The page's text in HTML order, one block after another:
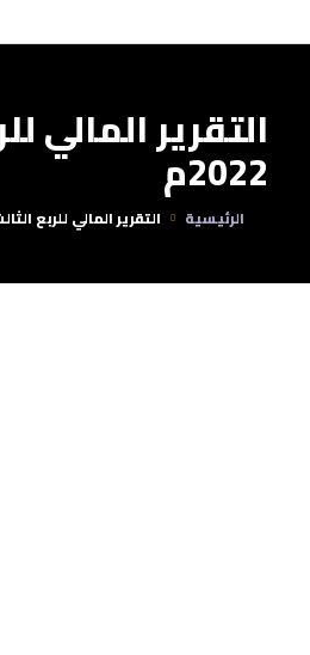
التقرير المالي
2022م
الرئيسية التقرير المالي للربع الثالث